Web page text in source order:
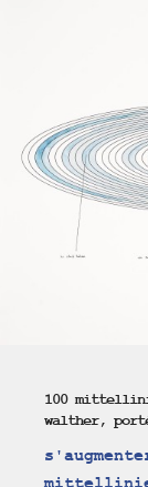
100
walther,